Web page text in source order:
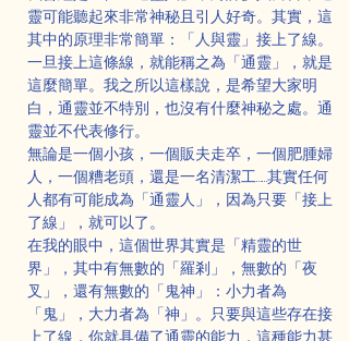
靈可能聽起來非常神秘且引人好奇。其實，這
其中的原理非常簡單：「人與靈」接上了線。
一旦接上這條線，就能稱之為「通靈」，就是
這麼簡單。我之所以這樣說，是希望大家明
白，通靈並不特別，也沒有什麼神秘之處。通
靈並不代表修行。
無論是一個小孩，一個販夫走卒，一個肥腫婦
人，一個糟老頭，還是一名清潔工……其實任何
人都有可能成為「通靈人」，因為只要「接上
了線」，就可以了。
在我的眼中，這個世界其實是「精靈的世
界」，其中有無數的「羅剎」，無數的「夜
叉」，還有無數的「鬼神」：小力者為
「鬼」，大力者為「神」。只要與這些存在接
上了線，你就具備了通靈的能力，這種能力甚